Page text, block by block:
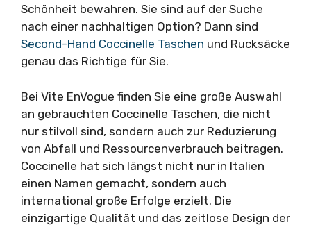
Schönheit bewahren. Sie sind auf der Suche
nach einer nachhaltigen Option? Dann sind
Second-Hand Coccinelle Taschen und Rucksäcke
genau das Richtige für Sie.
Bei Vite EnVogue finden Sie eine große Auswahl
an gebrauchten Coccinelle Taschen, die nicht
nur stilvoll sind, sondern auch zur Reduzierung
von Abfall und Ressourcenverbrauch beitragen.
Coccinelle hat sich längst nicht nur in Italien
einen Namen gemacht, sondern auch
international große Erfolge erzielt. Die
einzigartige Qualität und das zeitlose Design der